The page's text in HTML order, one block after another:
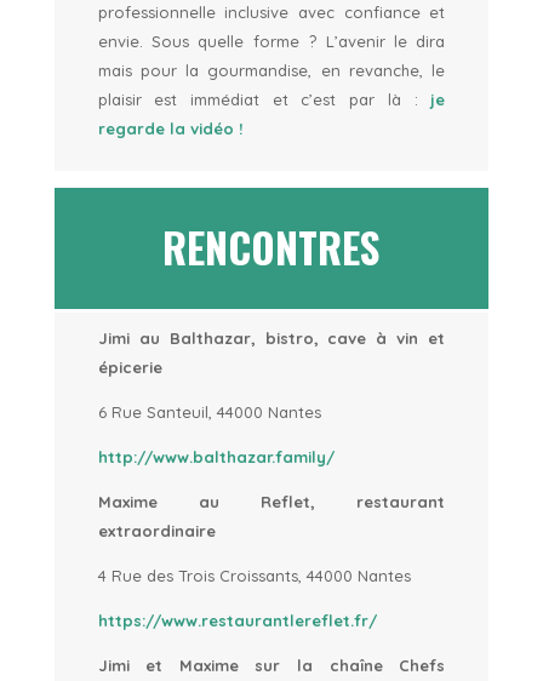
professionnelle inclusive avec confiance et
envie. Sous quelle forme ? L’avenir le dira
mais pour la gourmandise, en revanche, le
plaisir est immédiat et c’est par là :
je
regarde la vidéo !
RENCONTRES
Jimi au Balthazar, bistro, cave à vin et
épicerie
6 Rue Santeuil, 44000 Nantes
http://www.balthazar.family/
Maxime au Reflet, restaurant
extraordinaire
4 Rue des Trois Croissants, 44000 Nantes
https://www.restaurantlereflet.fr/
Jimi et Maxime sur la chaîne Chefs